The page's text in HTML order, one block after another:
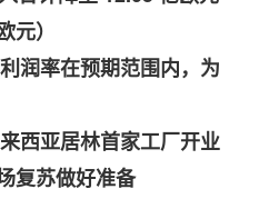
元）
润率在预期范围内， 为
西亚居林首家工厂开业
复苏做好准备